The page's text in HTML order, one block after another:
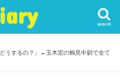
search
うするの？」←玉木宏の鶴見中尉で全て